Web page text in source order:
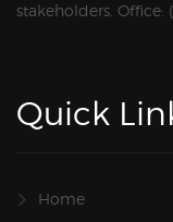
stakeholders. Office:
Quick
Home